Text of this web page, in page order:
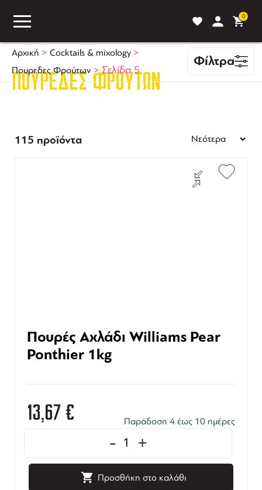
0
Αρχική > Cocktails & mixology >
Πουρεδες Φρούτων >Σελίδα 5
Φίλτρα
ΠΟΥΡΕΔΕΣ ΦΡΟΎΤΩΝ
115 προϊόντα
Πουρές Αχλάδι Williams Pear
Ponthier 1kg
13,67 € Παράδοση 4 έως 10 ημέρες
- +
Προσθήκη στο καλάθι